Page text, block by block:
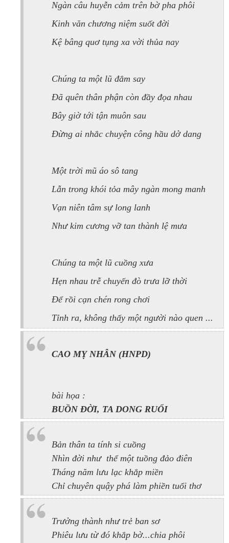
Ngàn câu huyễn cảm trên bờ pha phôi
Kinh văn chương niệm suốt đời
Kệ bâng quơ tụng xa vời thủa nay
Chúng ta một lũ đắm say
Đã quên thân phận còn đầy đọa nhau
Bây giờ tới tận muôn sau
Đừng ai nhắc chuyện công hầu dở dang
Một trời mũ áo sô tang
Lẫn trong khói tỏa mây ngàn mong manh
Vạn niên tâm sự long lanh
Như kim cương vỡ tan thành lệ mưa
Chúng ta một lũ cuồng xưa
Hẹn nhau trễ chuyến đò trưa lỡ thời
Để rồi cạn chén rong chơi
Tỉnh ra, không thấy một người nào quen ...
CAO MỴ NHÂN (HNPD)
bài họa :
BUỒN ĐỜI, TA DONG RUỔI
Bản thân ta tính si cuồng
Nhìn đời như thể một tuồng đảo điên
Tháng năm lưu lạc khắp miền
Chỉ chuyên quậy phá làm phiền tuổi thơ
Trưởng thành như trẻ ban sơ
Phiêu lưu từ đó khắp bờ...chia phôi